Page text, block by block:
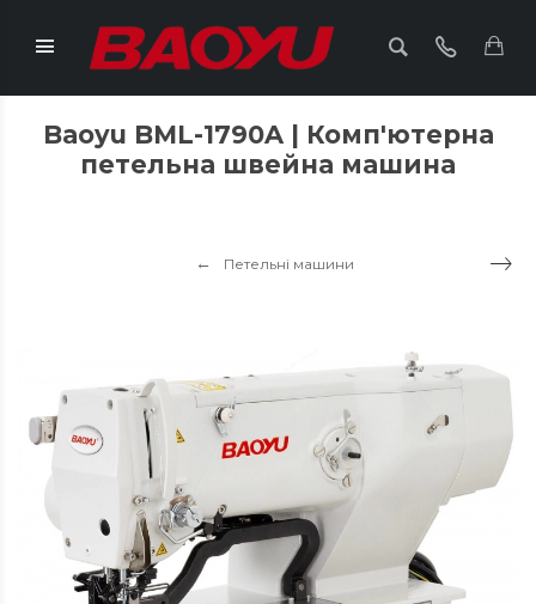
Baoyu BML-1790A | Комп'ютерна
петельна швейна машина
Петельні машини